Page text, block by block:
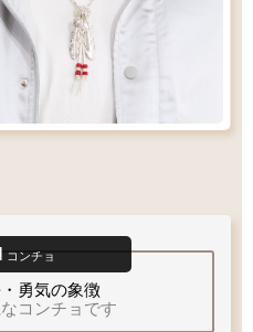
mm
M MM
めチェーン
cm 45
コンチョ
勇気の象徴
コンチョです